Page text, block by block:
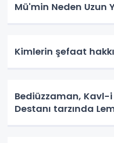
Mü'min Neden Uzun
Kimlerin şefaat
Bediüzzaman, Kavl-
Destanı tarzında